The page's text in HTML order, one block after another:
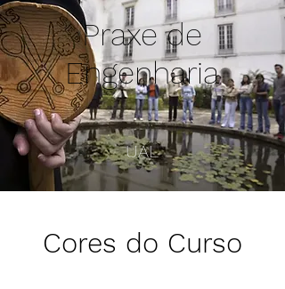
Praxe de
Engenharia
UAL
Cores do Curso